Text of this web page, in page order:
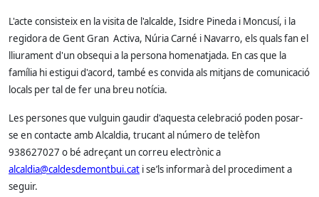
L'acte consisteix en la visita de l'alcalde, Isidre Pineda i Moncusí, i la
regidora de Gent Gran Activa, Núria Carné i Navarro, els quals fan el
lliurament d'un obsequi a la persona homenatjada. En cas que la
família hi estigui d'acord, també es convida als mitjans de comunicació
locals per tal de fer una breu notícia.
Les persones que vulguin gaudir d'aquesta celebració poden posar-
se en contacte amb Alcaldia, trucant al número de telèfon
938627027 o bé adreçant un correu electrònic a
alcaldia@caldesdemontbui.cat i se’ls informarà del procediment a
seguir.